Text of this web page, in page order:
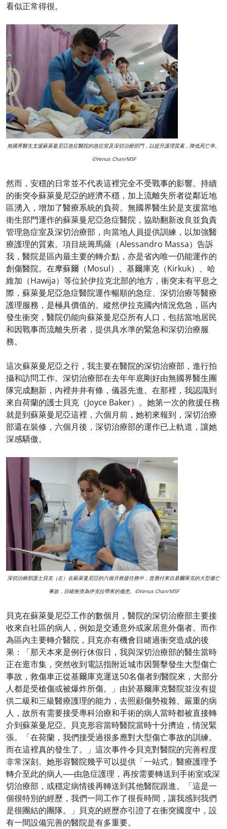
看似正常得很。
無國界醫生支援蘇萊曼尼亞急症醫院的急症室及深切治療部門，以提升護理質素，降低死亡率。
©Venus Chan/MSF
然而，安穩的日常並不代表這裡完全不受戰事的影響。持續
的衝突令蘇萊曼尼亞的經濟不穩，加上流離失所者從鄰近地
區湧入，增加了醫療系統的負荷。無國界醫生於是支援當地
衛生部門運作的蘇萊曼尼亞急症醫院，協助翻新改良並負責
管理急症室及深切治療部，向當地人員提供訓練，以加強醫
療護理的質素。項目統籌馬薩（Alessandro Massa）告訴
我，醫院是區內最主要的轉介點，亦是省內唯一仍能運作的
創傷醫院。在摩蘇爾（Mosul）、基爾庫克（Kirkuk）、哈
維加（Hawija）等位於伊拉克北部的地方，衝突未有平息之
際，蘇萊曼尼亞急症醫院運作暢順的急症、深切治療等醫療
護理服務，是極具價值的。縱然伊拉克國內情況危急，區內
發生衝突，醫院仍能向蘇萊曼尼亞所有人口，包括當地居民
和因戰事而流離失所者，提供具水準的緊急和深切治療服
務。
這次蘇萊曼尼亞之行，我主要在醫院的深切治療部，進行拍
攝和訪問工作。深切治療部在去年年底剛好由無國界醫生團
隊完成翻新，內裡井井有條，儀器先進。在那裡，我認識到
來自荷蘭的護士貝克（Joyce Baker）。她第一次的救援任務
就是到蘇萊曼尼亞這裡，六個月前，她初來報到，深切治療
部還在裝修，六個月後，深切治療部的運作已上軌道，讓她
深感驕傲。
深切治療部護士貝克（左）在蘇萊曼尼亞的六個月救援任務中，曾應付來自基爾庫克的大型傷亡
事故，目睹衝突為伊克拉帶來的傷患。©Venus Chan/MSF
貝克在蘇萊曼尼亞工作的數個月，醫院的深切治療部主要接
收來自社區的病人，例如是交通意外或家居意外傷者。而作
為區內主要轉介醫院，貝克亦有機會目睹過衝突造成的後
果：「那天本來是例行休假日，我與深切治療部的醫生當時
正在逛市集，突然收到電話指附近城市因襲擊發生大型傷亡
事故，救傷車正從基爾庫克運送50名傷者到醫院來，大部分
人都是受槍傷或被爆炸所傷。」由於基爾庫克醫院並沒有提
供二級和三級醫療護理的能力，去照顧傷勢複雜、嚴重的病
人，故所有需要接受專科治療和手術的病人當時都被直接轉
介到蘇萊曼尼亞。貝克形容當時醫院當時十分擠迫，情況緊
張。「在荷蘭，我們接受過很多應對大型傷亡事故的訓練。
而在這裡真的發生了。」這次事件令貝克對醫院的完善程度
非常深刻。她形容醫院幾乎可以提供「一站式」醫療護理予
轉介至此的病人──由急症護理，再按需要轉送到手術室或深
切治療部，或穩定病情後再轉送到其他醫院跟進。「這是一
個很特別的經歷，我們一同工作了很長時間，讓我感到我們
是很團結的團隊。」貝克的經歷亦引證了在衝突國度中，設
有一間設備完善的醫院是有多重要。